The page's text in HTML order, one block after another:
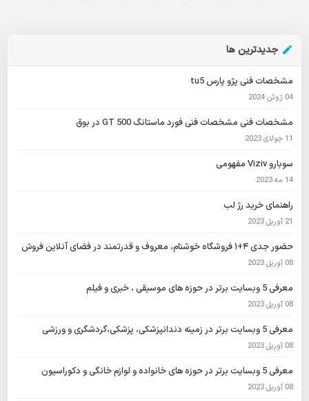
جدیدترین ها
مشخصات فنی پژو پارس tu5
04 ژوئن 2024
مشخصات فنی مشخصات فنی فورد ماستانگ GT 500 در بوق
11 جولای 2023
سوبارو Viziv مفهومی
14 مه 2023
راهنمای خرید رژ لب
21 آوریل 2023
حضور جدی ۴+۱ فروشگاه خوشنام، معروف و قدرتمند در فضای آنلاین فروش
08 آوریل 2023
معرفی 5 وبسایت برتر در حوزه های موسیقی ، خبری و فیلم
08 آوریل 2023
معرفی 5 وبسایت برتر در زمینه دندانپزشکی، پزشکی،گردشگری و ورزشی
08 آوریل 2023
معرفی 5 وبسایت برتر در حوزه های خانواده و لوازم خانگی و دکوراسیون
08 آوریل 2023